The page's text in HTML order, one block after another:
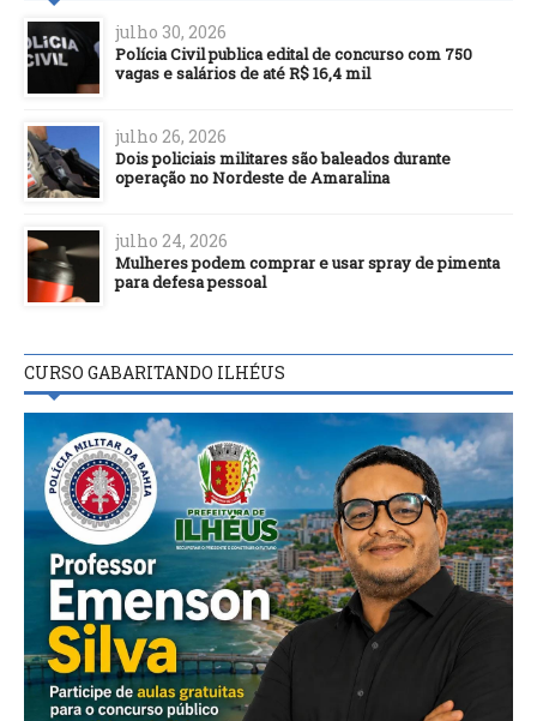
julho 30, 2026
Polícia Civil publica edital de concurso com 750
vagas e salários de até R$ 16,4 mil
julho 26, 2026
Dois policiais militares são baleados durante
operação no Nordeste de Amaralina
julho 24, 2026
Mulheres podem comprar e usar spray de pimenta
para defesa pessoal
CURSO GABARITANDO ILHÉUS